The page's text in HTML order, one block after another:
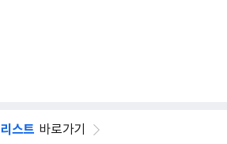
리스트 바로가기